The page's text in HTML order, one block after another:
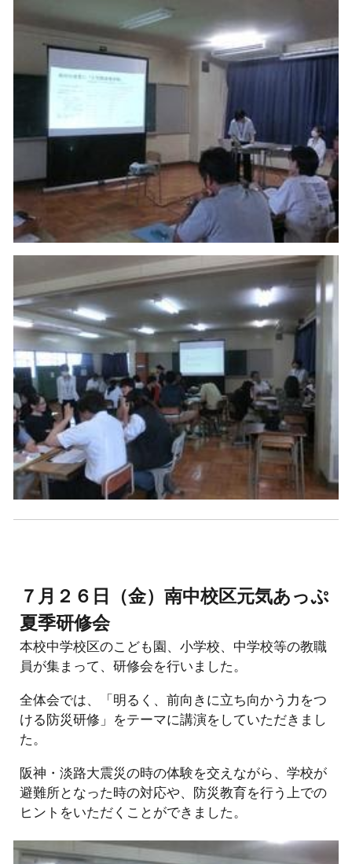
７月２６日（金）南中校区元気あっぷ
夏季研修会
本校中学校区のこども園、小学校、中学校等の教職
員が集まって、研修会を行いました。
全体会では、「明るく、前向きに立ち向かう力をつ
ける防災研修」をテーマに講演をしていただきまし
た。
阪神・淡路大震災の時の体験を交えながら、学校が
避難所となった時の対応や、防災教育を行う上での
ヒントをいただくことができました。